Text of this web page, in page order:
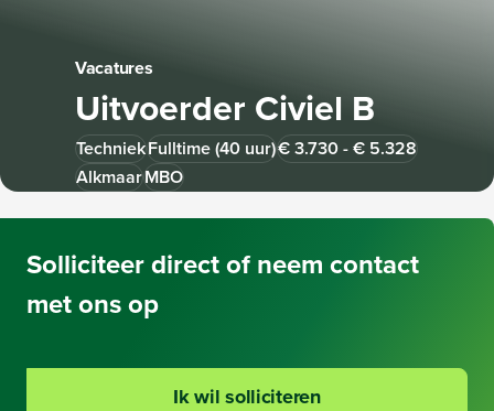
Vacatures
Uitvoerder Civiel B
TechniekFulltime (40 uur)€ 3.730 - € 5.328
AlkmaarMBO
Solliciteerdirect of neem contact
met ons op
Ik wil solliciteren